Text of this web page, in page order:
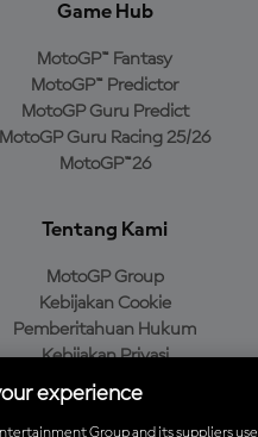
Game Hub
MotoGP™ Fantasy
MotoGP™ Predictor
MotoGP Guru Predict
MotoGP Guru Racing 25/26
MotoGP™26
Tentang Kami
MotoGP Group
Kebijakan Cookie
Pemberitahuan Hukum
Kebijakan Privasi
Kebijakan Pembelian
experience
Group and its suppliers use